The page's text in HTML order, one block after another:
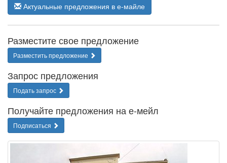
Актуальные предложения в е-майле
Разместите свое предложение
Разместить предложение
Запрос предложения
Подать запрос
Получайте предложения на е-мейл
Подписаться